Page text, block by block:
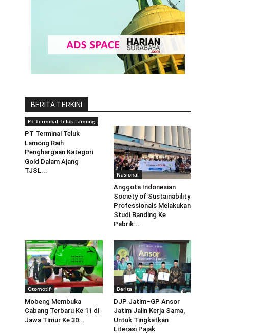
BERITA TERKINI
PT Terminal Teluk Lamong
PT Terminal Teluk
Lamong Raih
Penghargaan Kategori
Gold Dalam Ajang
TJSL...
Nasional
Anggota Indonesian
Society of Sustainability
Professionals Melakukan
Studi Banding Ke
Pabrik...
Otomotif
Mobeng Membuka
Cabang Terbaru Ke 11 di
Jawa Timur Ke 30...
Berita
DJP Jatim–GP Ansor
Jatim Jalin Kerja Sama,
Untuk Tingkatkan
Literasi Pajak